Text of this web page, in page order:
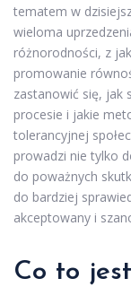
tematem w
wieloma
różnorodności, z
promowanie
zastanowić się, jak
procesie i jakie
tolerancyjnej
prowadzi nie tylko
do poważnych
do bardziej
akceptowany i
Co to